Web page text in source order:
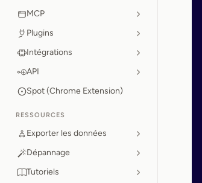
MCP
Plugins
Intégrations
API
Spot (Chrome Extension)
RESSOURCES
Exporter les données
Dépannage
Tutoriels